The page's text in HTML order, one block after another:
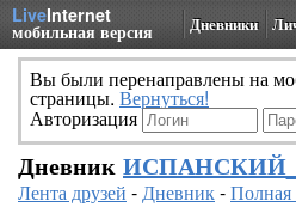
LiveInternet
мобильная версия Дневники
Вы были перенаправлены на
страницы. Вернуться!
Авторизация
Дневник
Лента друзей -Дневник-Полная